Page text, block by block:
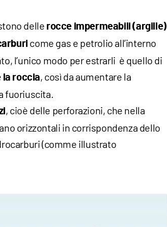
delle rocce impermeabili (argille)
come gas e petrolio all’interno
l’unico modo per estrarli è quello di
roccia, così da aumentare la
fuoriuscita.
, cioè delle perforazioni, che nella
orizzontali in corrispondenza dello
(comme illustrato